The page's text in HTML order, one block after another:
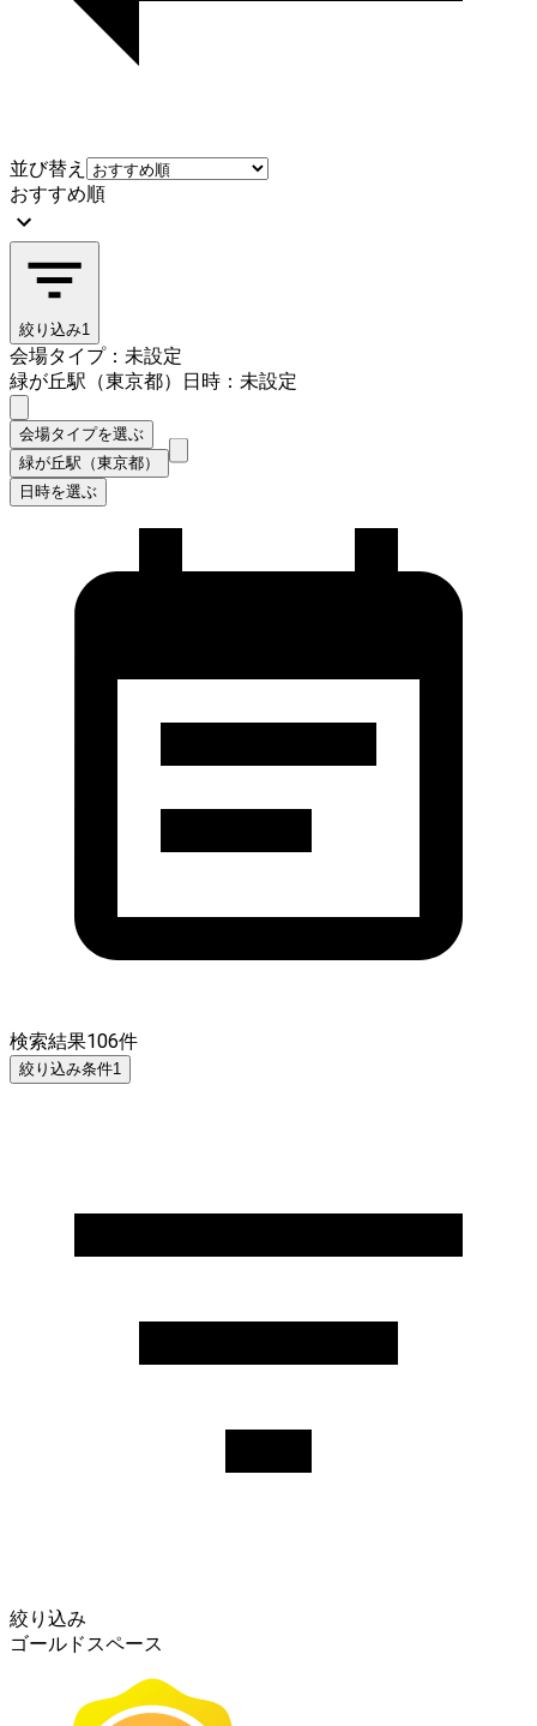
並び替え
おすすめ順
絞り込み1
会場タイプ：未設定
緑が丘駅（東京都）
日時：未設定
会場タイプを選ぶ
緑が丘駅（東京都）
日時を選ぶ
検索結果106件
絞り込み条件1
絞り込み
ゴールドスペース